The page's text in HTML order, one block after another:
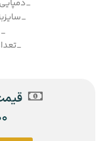
_تعداد